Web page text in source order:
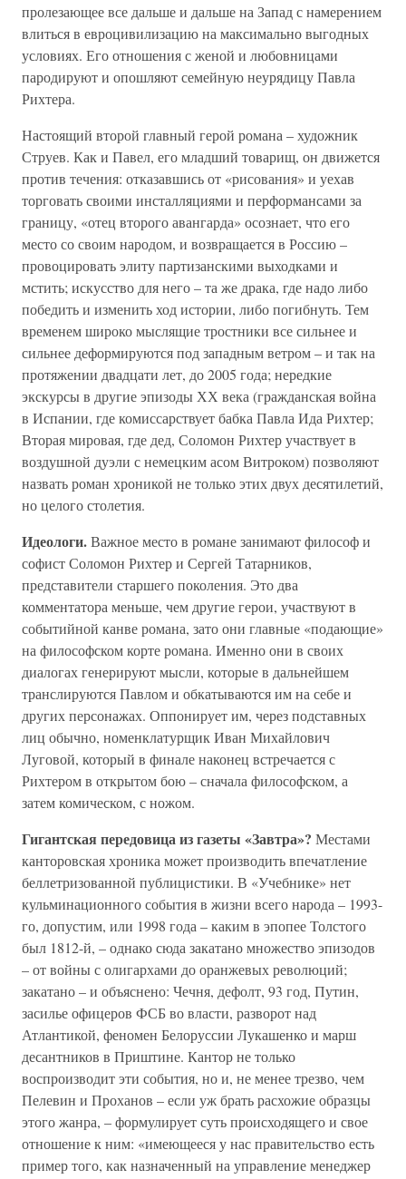
пролезающее все дальше и дальше на Запад с намерением
влиться в евроцивилизацию на максимально выгодных
условиях. Его отношения с женой и любовницами
пародируют и опошляют семейную неурядицу Павла
Рихтера.
Настоящий второй главный герой романа – художник
Струев. Как и Павел, его младший товарищ, он движется
против течения: отказавшись от «рисования» и уехав
торговать своими инсталляциями и перформансами за
границу, «отец второго авангарда» осознает, что его
место со своим народом, и возвращается в Россию –
провоцировать элиту партизанскими выходками и
мстить; искусство для него – та же драка, где надо либо
победить и изменить ход истории, либо погибнуть. Тем
временем широко мыслящие тростники все сильнее и
сильнее деформируются под западным ветром – и так на
протяжении двадцати лет, до 2005 года; нередкие
экскурсы в другие эпизоды ХХ века (гражданская война
в Испании, где комиссарствует бабка Павла Ида Рихтер;
Вторая мировая, где дед, Соломон Рихтер участвует в
воздушной дуэли с немецким асом Витроком) позволяют
назвать роман хроникой не только этих двух десятилетий,
но целого столетия.
Идеологи.Важное место в романе занимают философ и
софист Соломон Рихтер и Сергей Татарников,
представители старшего поколения. Это два
комментатора меньше, чем другие герои, участвуют в
событийной канве романа, зато они главные «подающие»
на философском корте романа. Именно они в своих
диалогах генерируют мысли, которые в дальнейшем
транслируются Павлом и обкатываются им на себе и
других персонажах. Оппонирует им, через подставных
лиц обычно, номенклатурщик Иван Михайлович
Луговой, который в финале наконец встречается с
Рихтером в открытом бою – сначала философском, а
затем комическом, с ножом.
Гигантская передовица из газеты «Завтра»? Местами
канторовская хроника может производить впечатление
беллетризованной публицистики. В «Учебнике» нет
кульминационного события в жизни всего народа – 1993-
го, допустим, или 1998 года – каким в эпопее Толстого
был 1812-й, – однако сюда закатано множество эпизодов
– от войны с олигархами до оранжевых революций;
закатано – и объяснено: Чечня, дефолт, 93 год, Путин,
засилье офицеров ФСБ во власти, разворот над
Атлантикой, феномен Белоруссии Лукашенко и марш
десантников в Приштине. Кантор не только
воспроизводит эти события, но и, не менее трезво, чем
Пелевин и Проханов – если уж брать расхожие образцы
этого жанра, – формулирует суть происходящего и свое
отношение к ним: «имеющееся у нас правительство есть
пример того, как назначенный на управление менеджер